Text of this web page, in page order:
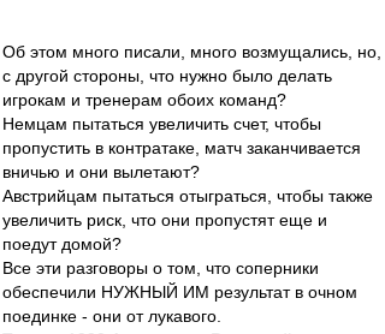
Об этом много писали, много возмущались, но,
с другой стороны, что нужно было делать
игрокам и тренерам обоих команд?
Немцам пытаться увеличить счет, чтобы
пропустить в контратаке, матч заканчивается
вничью и они вылетают?
Австрийцам пытаться отыграться, чтобы также
увеличить риск, что они пропустят еще и
поедут домой?
Все эти разговоры о том, что соперники
обеспечили НУЖНЫЙ ИМ результат в очном
поединке - они от лукавого.